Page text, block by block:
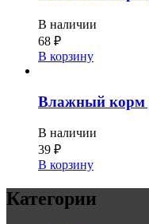
В наличии
68 ₽
В корзину
Влажный корм
В наличии
39 ₽
В корзину
Категории